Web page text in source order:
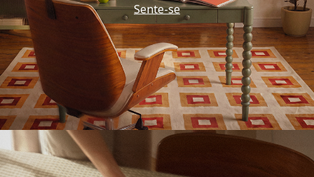
Sente-se